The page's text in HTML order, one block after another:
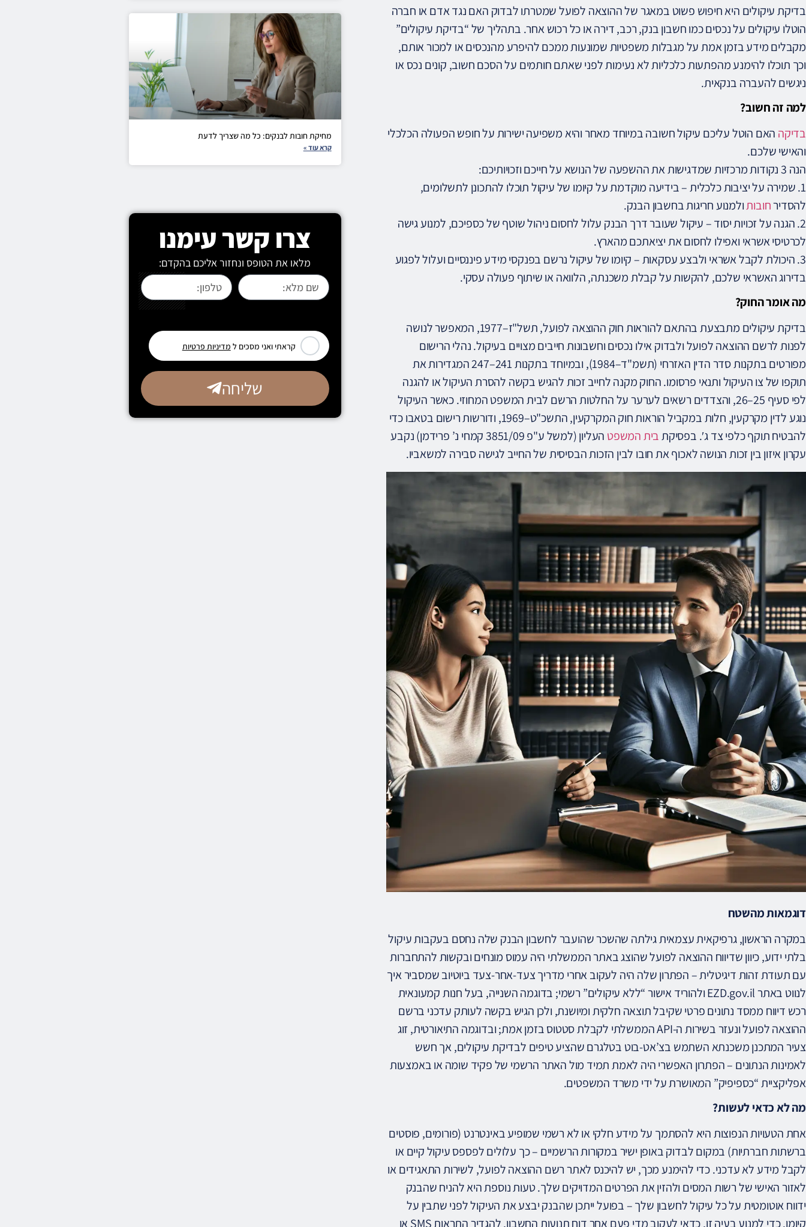
בדיקת עיקולים היא חיפוש פשוט במאגר של ההוצאה לפועל שמטרתו לבדוק האם נגד אדם או חברה
הוטלו עיקולים על נכסים כמו חשבון בנק, רכב, דירה או כל רכוש אחר. בתהליך של “בדיקת עיקולים”
מקבלים מידע בזמן אמת על מגבלות משפטיות שמונעות ממכם להיפרע מהנכסים או למכור אותם,
וכך תוכלו להימנע מהפתעות כלכליות לא נעימות לפני שאתם חותמים על הסכם חשוב, קונים נכס או
ניגשים להעברה בנקאית.
למה זה חשוב?
בדיקה האם הוטל עליכם עיקול חשובה במיוחד מאחר והיא משפיעה ישירות על חופש הפעולה הכלכלי
והאישי שלכם.
הנה 3 נקודות מרכזיות שמדגישות את ההשפעה של הנושא על חייכם וזכויותיכם:
1. שמירה על יציבות כלכלית – בידיעה מוקדמת על קיומו של עיקול תוכלו להתכונן לתשלומים,
להסדירחובותולמנוע חריגות בחשבון הבנק.
2. הגנה על זכויות יסוד – עיקול שעובר דרך הבנק עלול לחסום ניהול שוטף של כספיכם, למנוע גישה
לכרטיסי אשראי ואפילו לחסום את יציאתכם מהארץ.
3. היכולת לקבל אשראי ולבצע עסקאות – קיומו של עיקול נרשם בפנקסי מידע פיננסיים ועלול לפגוע
בדירוג האשראי שלכם, להקשות על קבלת משכנתה, הלוואה או שיתוף פעולה עסקי.
מה אומר החוק?
בדיקת עיקולים מתבצעת בהתאם להוראות חוק ההוצאה לפועל, תשל"ז–1977, המאפשר לנושה
לפנות לרשם ההוצאה לפועל ולבדוק אילו נכסים וחשבונות חייבים מצויים בעיקול. נהלי הרישום
מפורטים בתקנות סדר הדין האזרחי (תשמ"ד–1984), ובמיוחד בתקנות 241–247 המגדירות את
תוקפו של צו העיקול ותנאי פרסומו. החוק מקנה לחייב זכות להגיש בקשה להסרת העיקול או להגנה
לפי סעיף 25–26, והצדדים רשאים לערער על החלטות הרשם לבית המשפט המחוזי. כאשר העיקול
נוגע לדין מקרקעין, חלות במקביל הוראות חוק המקרקעין, התשכ"ט–1969, ודורשות רישום בטאבו כדי
להבטיח תוקף כלפי צד ג′. בפסיקתבית המשפט
העליון (למשל ע"פ 3851/09 קמחי נ’ פרידמן) נקבע
עקרון איזון בין זכות הנושה לאכוף את חובו לבין הזכות הבסיסית של החייב לגישה סבירה למשאביו.
דוגמאות מהשטח
במקרה הראשון, גרפיקאית עצמאית גילתה שהשכר שהועבר לחשבון הבנק שלה נחסם בעקבות עיקול
בלתי ידוע, כיוון שדיווח ההוצאה לפועל שהוצג באתר הממשלתי היה עמוס מונחים ובקשות להתחברות
עם תעודת זהות דיגיטלית – הפתרון שלה היה לעקוב אחרי מדריך צעד-אחר-צעד ביוטיוב שמסביר איך
לנווט באתר EZD.gov.il ולהוריד אישור “ללא עיקולים” רשמי; בדוגמה השנייה, בעל חנות קמעונאית
רכש דיווח ממסד נתונים פרטי שקיבל תוצאה חלקית ומיושנת, ולכן הגיש בקשה לעותק עדכני ברשם
ההוצאה לפועל ונעזר בשירות ה-API הממשלתי לקבלת סטטוס בזמן אמת; ובדוגמה התיאורטית, זוג
צעיר המתכנן משכנתא השתמש בצ’אט-בוט בטלגרם שהציע טיפים לבדיקת עיקולים, אך חשש
לאמינות הנתונים – הפתרון האפשרי היה לאמת תמיד מול האתר הרשמי של פקיד שומה או באמצעות
אפליקציית “כספיפיק” המאושרת על ידי משרד המשפטים.
מה לא כדאי לעשות?
אחת הטעויות הנפוצות היא להסתמך על מידע חלקי או לא רשמי שמופיע באינטרנט (פורומים, פוסטים
ברשתות חברתיות) במקום לבדוק באופן ישיר במקורות הרשמיים – כך עלולים לפספס עיקול קיים או
לקבל מידע לא עדכני. כדי להימנע מכך, יש להיכנס לאתר רשם ההוצאה לפועל, לשירות התאגידים או
לאזור האישי של רשות המסים ולהזין את הפרטים המדויקים שלך. טעות נוספת היא להניח שהבנק
ידווח אוטומטית על כל עיקול לחשבון שלך – בפועל ייתכן שהבנק יבצע את העיקול לפני שתבין על
קיומו. כדי למנוע בעיה זו, כדאי לעקוב מדי פעם אחר דוח תנועות החשבון, להגדיר התראות SMS או
מחיקת חובות לבנקים: כל מה שצריך לדעת
קרא עוד »
צרו קשר עימנו
מלאו את הטופס ונחזור אליכם בהקדם:
קראתי ואני מסכים ל מדיניות פרטיות
שליחה